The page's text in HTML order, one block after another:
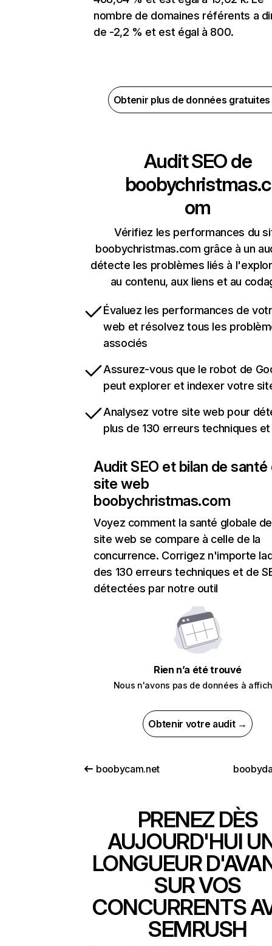
nombre de domaines référents a
de -2,2 % et est égal à 800.
Obtenir plus de données
Audit SEO de
boobychristmas.c
om
Vérifiez les performances du
boobychristmas.com grâce à un
détecte les problèmes liés à
au contenu, aux liens et au
Évaluez les performances de
web et résolvez tous les
associés
Assurez-vous que le robot de
peut explorer et indexer votre
Analysez votre site web pour
plus de 130 erreurs techniques et
Audit SEO et bilan de santé
site web
boobychristmas.com
Voyez comment la santé globale
site web se compare à celle de la
concurrence. Corrigez n'importe
des 130 erreurs techniques et de
détectées par notre outil
Rien n’a été trouvé
Nous n'avons pas de données à
Obtenir votre audit →
boobycam.net
PRENEZ DÈS
AUJOURD'HUI
LONGUEUR
SUR VOS
CONCURRENTS
SEMRUSH